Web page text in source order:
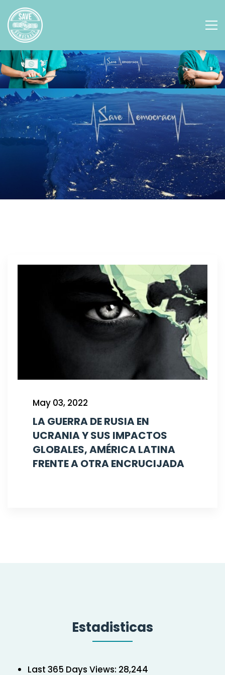
May 03, 2022
LA GUERRA DE RUSIA EN
UCRANIA Y SUS IMPACTOS
GLOBALES, AMÉRICA LATINA
FRENTE A OTRA ENCRUCIJADA
Estadisticas
Last 365 Days Views: 28,244